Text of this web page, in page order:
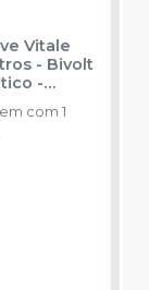
Vitale
- Bivolt
-
com 1